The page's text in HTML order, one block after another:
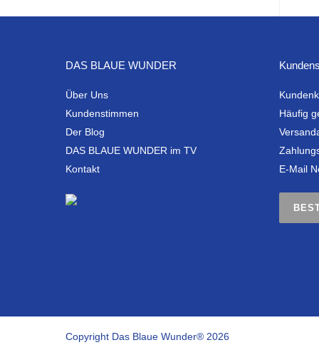
DAS BLAUE WUNDER
Über Uns
Kundenstimmen
Der Blog
DAS BLAUE WUNDER im TV
Kontakt
Häufig
E-Mail
Copyright Das Blaue Wunder® 2026